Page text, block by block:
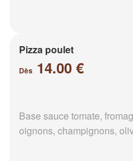
Pizza poulet
Dès 14.00 €
Base sauce tomate,
oignons, champignons,